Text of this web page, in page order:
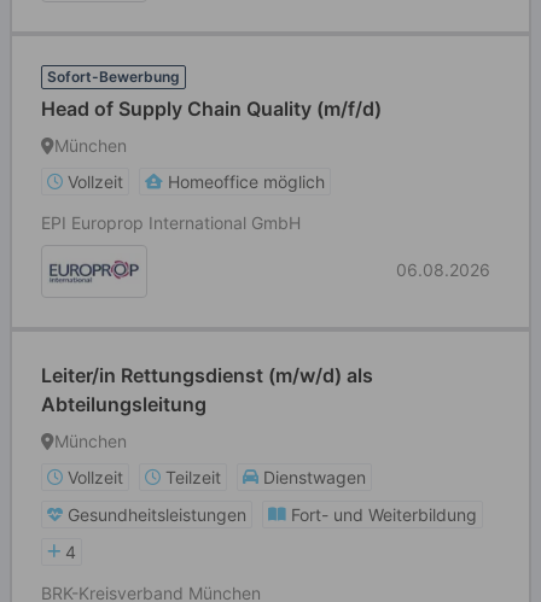
Sofort-Bewerbung
Head of Supply Chain Quality (m/f/d)
München
Vollzeit
Homeoffice möglich
EPI Europrop International GmbH
06.08.2026
Leiter/in Rettungsdienst (m/w/d) als
Abteilungsleitung
München
Vollzeit
Teilzeit
Dienstwagen
Gesundheitsleistungen
Fort- und Weiterbildung
4
BRK-Kreisverband München